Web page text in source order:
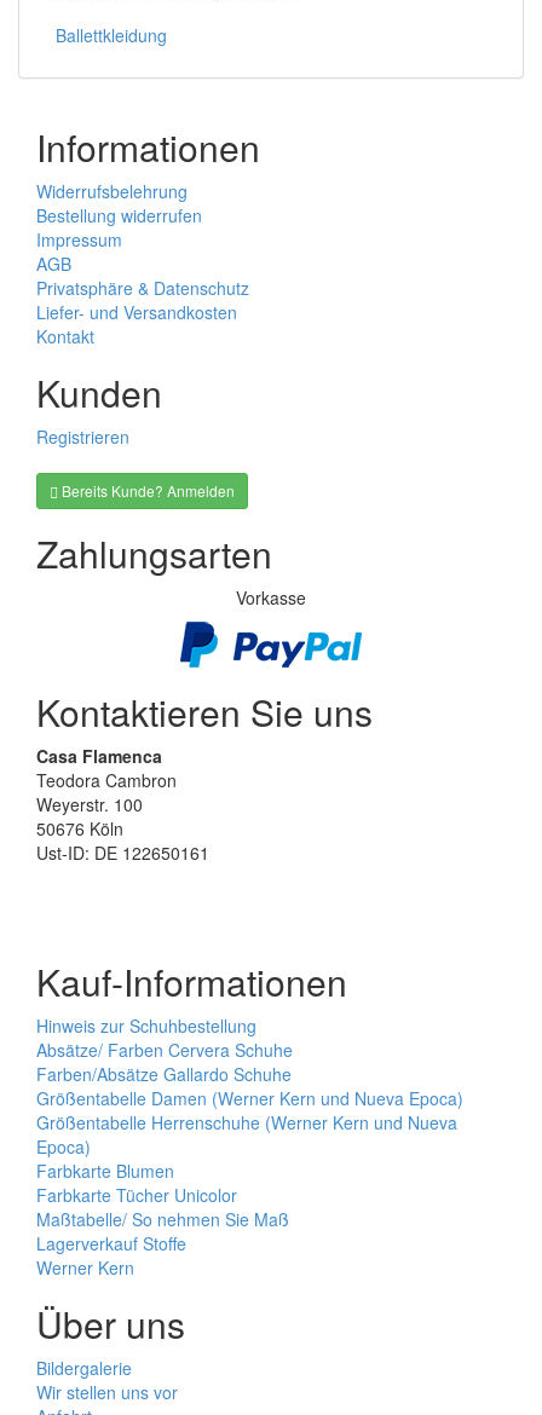
Ballettkleidung
Informationen
Widerrufsbelehrung
Bestellung widerrufen
Impressum
AGB
Privatsphäre & Datenschutz
Liefer- und Versandkosten
Kontakt
Kunden
Registrieren
Bereits Kunde? Anmelden
Zahlungsarten
Vorkasse
Kontaktieren Sie uns
Casa Flamenca
Teodora Cambron
Weyerstr. 100
50676 Köln
Ust-ID: DE 122650161
Kauf-Informationen
Hinweis zur Schuhbestellung
Absätze/ Farben Cervera Schuhe
Farben/Absätze Gallardo Schuhe
Größentabelle Damen (Werner Kern und Nueva Epoca)
Größentabelle Herrenschuhe (Werner Kern und Nueva
Epoca)
Farbkarte Blumen
Farbkarte Tücher Unicolor
Maßtabelle/ So nehmen Sie Maß
Lagerverkauf Stoffe
Werner Kern
Über uns
Bildergalerie
Wir stellen uns vor